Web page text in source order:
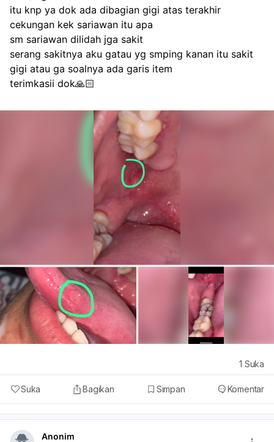
itu knp ya dok ada dibagian gigi atas terakhir
cekungan kek sariawan itu apa
sm sariawan dilidah jga sakit
serang sakitnya aku gatau yg smping kanan itu sakit
gigi atau ga soalnya ada garis item
terimkasii dok🙏🏻
Suka Bagikan Simpan Komentar
1 Suka
Anonim